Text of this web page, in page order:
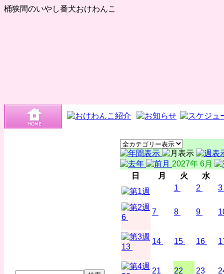
桶狭間のいやし番犬おけわんこ
2027年 6月
日
月 火
水
1
2 3
6
7 8 9
13
14 15 16
21 22 23